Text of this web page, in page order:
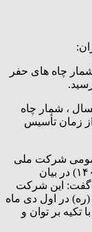
شمار چاه های حفر
امسال ، شمار چاه
زمان تأسیس
عمومی شرکت ملی
حفاری ایران، بابک زنگنه روز شنبه (۱۱ اسفند ۱۴۰۳) در بیان
گفت: این شرکت
(ره) در اول دی ماه
تکیه بر توان و